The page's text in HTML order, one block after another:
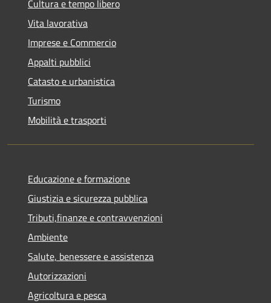
Cultura e tempo libero
Vita lavorativa
Imprese e Commercio
Appalti pubblici
Catasto e urbanistica
Turismo
Mobilità e trasporti
Educazione e formazione
Giustizia e sicurezza pubblica
Tributi,finanze e contravvenzioni
Ambiente
Salute, benessere e assistenza
Autorizzazioni
Agricoltura e pesca